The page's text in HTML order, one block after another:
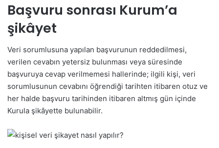
Başvuru sonrası Kurum’a
şikâyet
Veri sorumlusuna yapılan başvurunun reddedilmesi,
verilen cevabın yetersiz bulunması veya süresinde
başvuruya cevap verilmemesi hallerinde; ilgili kişi, veri
sorumlusunun cevabını öğrendiği tarihten itibaren otuz ve
her halde başvuru tarihinden itibaren altmış gün içinde
Kurula şikâyette bulunabilir.